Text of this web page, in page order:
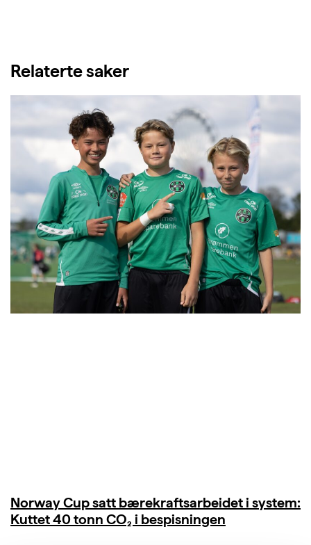
Relaterte saker
Norway Cup satt bærekraftsarbeidet i system:
Kuttet 40 tonn CO₂ i bespisningen